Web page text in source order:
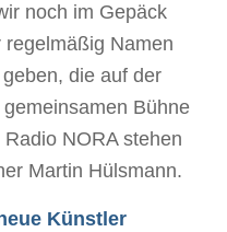
noch im Gepäck
regelmäßig Namen
die auf der
Bühne
NORA stehen
Martin Hülsmann.
Künstler